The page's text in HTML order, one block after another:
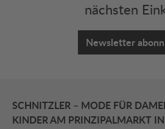
nächsten
Newsletter
SCHNITZLER – MODE FÜR
KINDER AM PRINZIPALMARKT